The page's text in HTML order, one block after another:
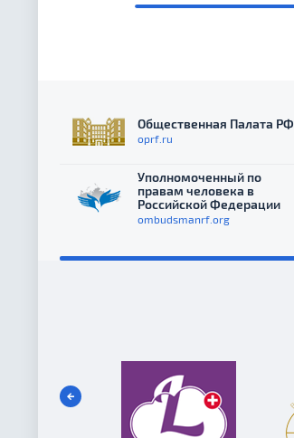
Общественная Палата РФ
oprf.ru
Уполномоченный по
правам человека в
Российской Федерации
ombudsmanrf.org